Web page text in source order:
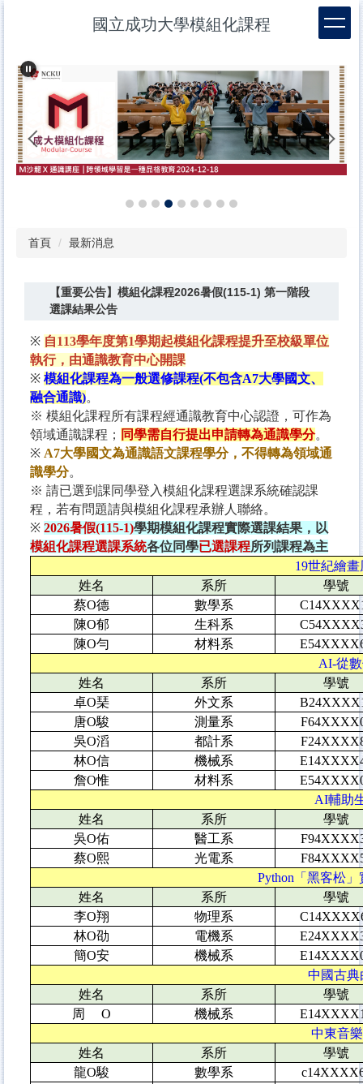
內
容
區
國立成功大學模組化課程
首頁 最新消息
【重要公告】模組化課程2026暑假(115-1) 第一階段
選課結果公告
※ 自113學年度第1學期起模組化課程提升至校級單位
執行，由通識教育中心開課
※ 模組化課程為一般選修課程(不包含A7大學國文、
融合通識)。
※ 模組化課程所有課程經通識教育中心認證，可作為
領域通識課程； 同學需自行提出申請轉為通識學分。
※ A7大學國文為通識語文課程學分，不得轉為領域通
識學分。
※ 請已選到課同學登入模組化課程選課系統確認課
程，若有問題請與模組化課程承辦人聯絡。
※ 2026暑假(115-1)學期模組化課程實際選課結果，以
模組化課程選課系統各位同學已選課程所列課程為主
19世紀繪畫
姓名
系所
學號
蔡O德
數學系
陳O郁
生科系
陳O勻
材料系
AI-從
姓名
系所
學號
卓O琹
外文系
唐O駿
測量系
吳O滔
都計系
林O信
機械系
詹O惟
材料系
AI輔助
姓名
系所
學號
吳O佑
醫工系
蔡O熙
光電系
Python 「黑客松
姓名
系所
學號
李O翔
物理系
林O劭
電機系
簡O安
機械系
中國古典
姓名
系所
學號
周 O
機械系
中東音
姓名
系所
學號
龍O駿
數學系